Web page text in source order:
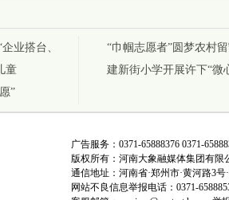
业搭台、
童
”
“巾帼志愿者”圆梦农村
建新街小学开展许下“微
广告服务：0371-65888376 0371-
版权所有：河南大象融媒体集团有限
通信地址：河南省·郑州市·黄河路3号
网站不良信息举报电话：0371-